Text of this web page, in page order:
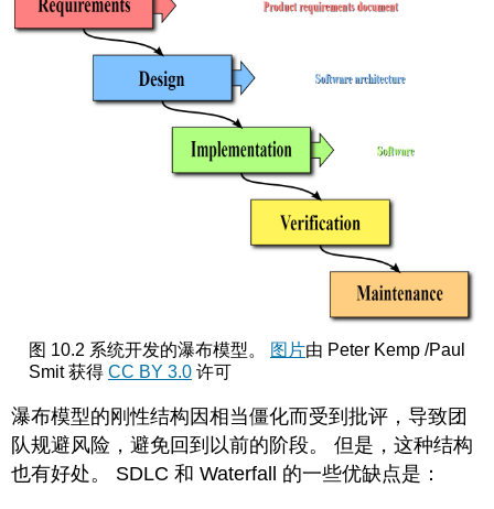
图 10.2 系统开发的瀑布模型。 图片由 Peter Kemp /Paul
Smit 获得 CC BY 3.0许可
瀑布模型的刚性结构 因相当僵化而受到批评，导致团
队规避风险，避免回到以前的阶段。 但是，这种结构
也有好处。 SDLC 和 Waterfall 的一些优缺点是：